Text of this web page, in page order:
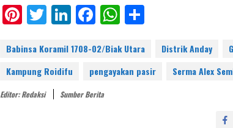
Pi
er
e
st
T
itt
er
Li
k
e
dI
F
e
b
o
W
at
s
ar
e
Babinsa Koramil 1708-02/Biak Utara Distrik Anday
Kampung Roidifu
pengayakan pasir Serma Alex
Editor: Redaksi Sumber Berita